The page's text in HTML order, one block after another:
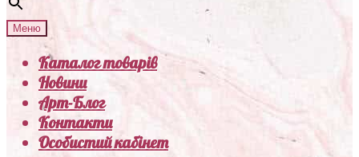
Меню
Каталог товарів
Новини
Арт-Блог
Контакти
Особистий кабінет